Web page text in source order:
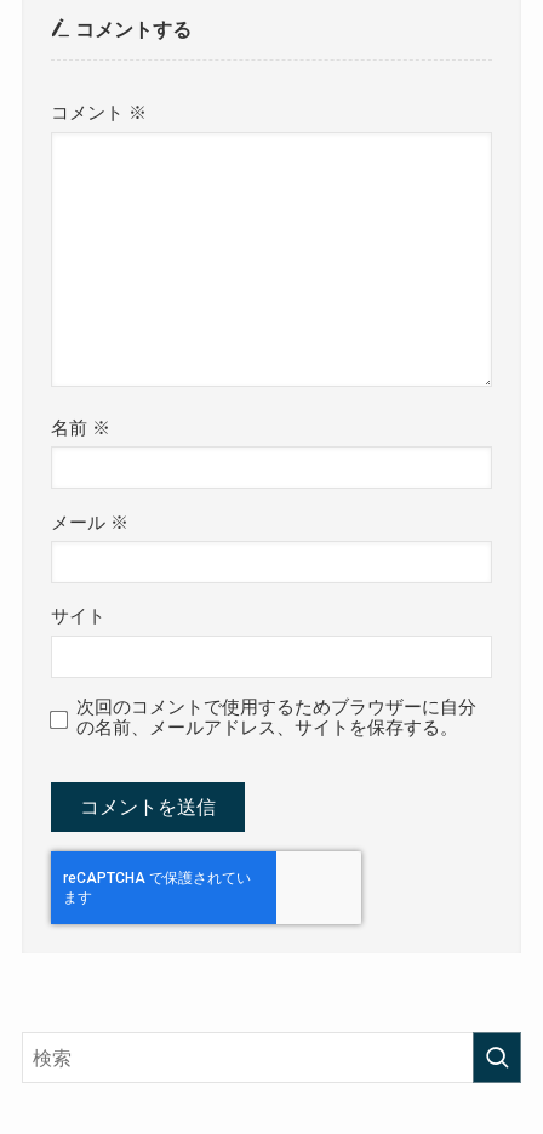
コメントする
コメント ※
名前 ※
メール ※
サイト
次回のコメントで使用するためブラウザーに自分
の名前、メールアドレス、サイトを保存する。